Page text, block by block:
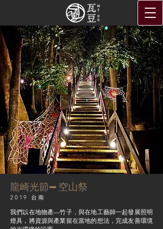
龍崎光節—空山祭
2019 台南
我們以在地物產—竹子，與在地工藝師一起發展照明
燈具，將資源與產業留在當地的想法，完成友善環境